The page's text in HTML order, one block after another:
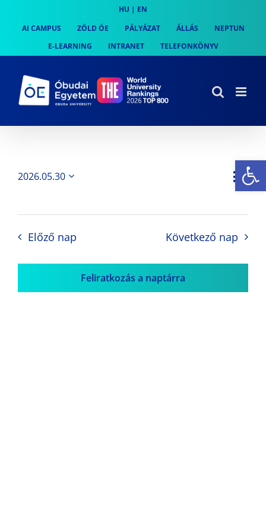
content
HU | EN
AI CAMPUS
ZÖLD ÓE PÁLYÁZAT ÁLLÁS
NEPTUN
E-LEARNING
INTRANET TELEFONKÖNYV
Nap
2026.05.30
Előző nap Következő nap
Feliratkozás a naptárra